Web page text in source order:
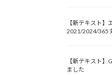
【新テキスト
2021/2024/365
【新テキスト
ました